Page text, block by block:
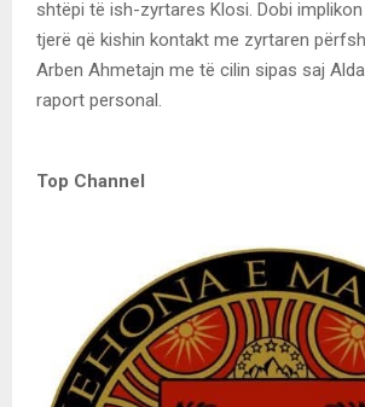
shtëpi të ish-zyrtares Klosi. Dobi
tjerë që kishin kontakt me zyrtaren
Arben Ahmetajn me të cilin sipas saj
raport personal.
Top Channel